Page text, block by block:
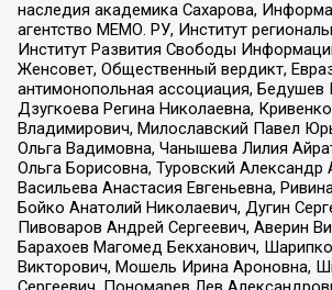
наследия академика Сахарова,
агентство МЕМО. РУ, Институт
Институт Развития Свободы
Женсовет, Общественный вердикт,
антимонопольная ассоциация, Бедушев
Дзугкоева Регина Николаевна,
Владимирович, Милославский Павел
Ольга Вадимовна, Чанышева Лилия
Ольга Борисовна, Туровский Александр
Васильева Анастасия Евгеньевна,
Бойко Анатолий Николаевич, Дугин
Пивоваров Андрей Сергеевич, Аверин
Барахоев Магомед Бекханович,
Викторович, Мошель Ирина Ароновна,